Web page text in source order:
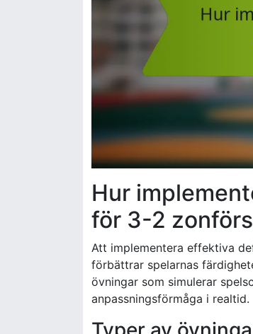
Hur
för 3-2
Att implementera effektiva
förbättrar spelarnas
övningar som simulerar
anpassningsförmåga i realtid.